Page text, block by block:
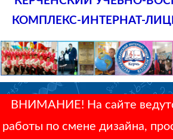
КОМПЛЕКС-ИНТЕРНАТ-
ВНИМАНИЕ! На сайте
работы по смене дизайна,